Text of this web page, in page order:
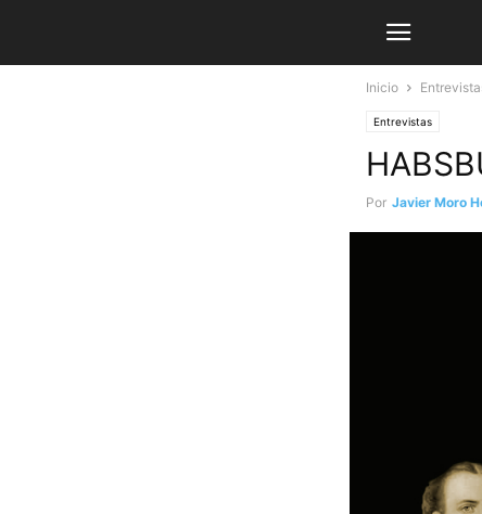
Inicio
Entrevistas
Por Javier Moro